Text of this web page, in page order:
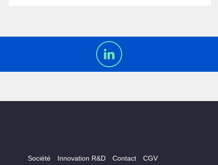
Société Innovation R&D Contact CGV